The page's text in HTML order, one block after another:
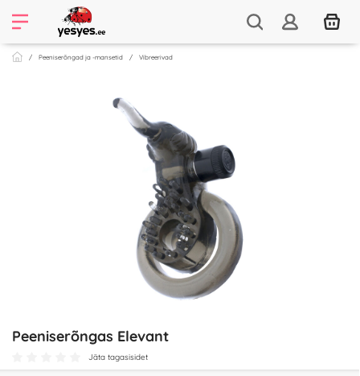
Peeniserõngad ja -mansetid Vibreerivad
Peeniserõngas Elevant
Jäta tagasisidet